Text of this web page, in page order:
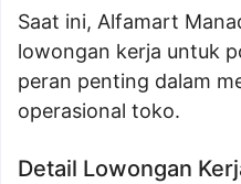
Saat ini, Alfamart
lowongan kerja untuk
peran penting dalam
operasional toko.
Detail Lowongan